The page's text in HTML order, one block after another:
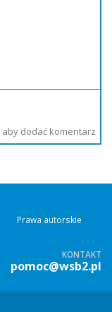
aby dodać komentarz
Prawa autorskie
KONTAKT
pomoc@wsb2.pl